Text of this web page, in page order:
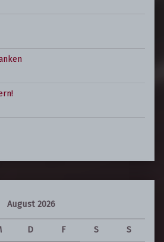
August 2026
D F S S